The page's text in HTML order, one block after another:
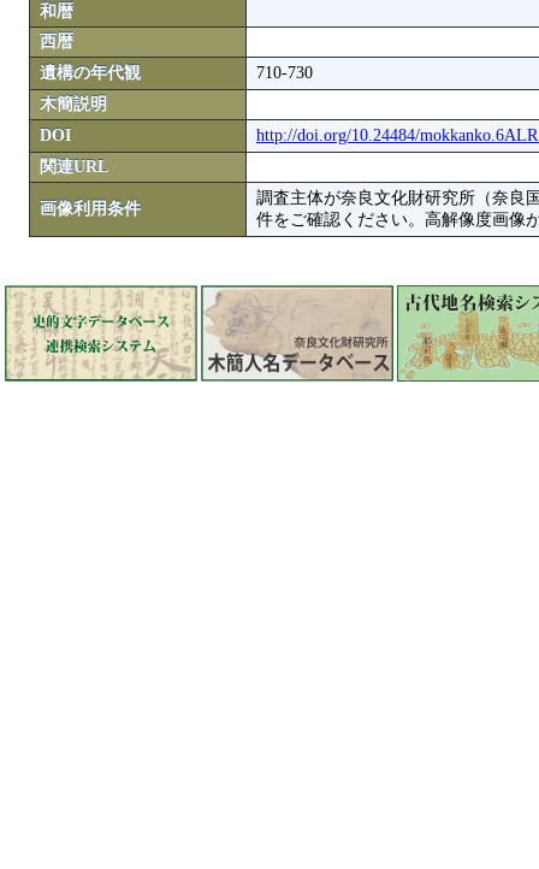
和暦
西暦
遺構の年代観
710-730
木簡説明
DOI
http://doi.org/10.24484/
関連URL
画像利用条件
調査主体が奈良文化財研究所（奈良
件をご確認ください。高解像度画像